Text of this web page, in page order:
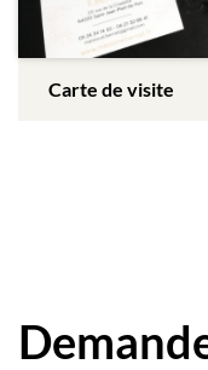
Carte de visite